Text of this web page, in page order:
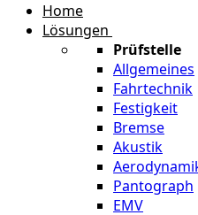
Home
Lösungen
Prüfstelle
Allgemeines
Fahrtechnik
Festigkeit
Bremse
Akustik
Pantograph
EMV